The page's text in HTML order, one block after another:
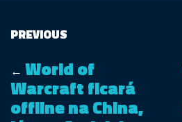
PREVIOUS
← World of
Warcraft ficará
offline na China,